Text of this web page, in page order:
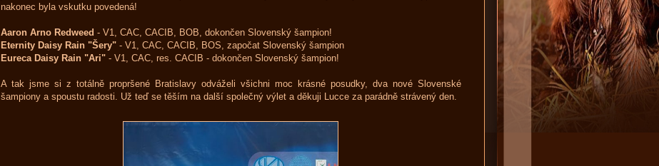
nakonec byla vskutku povedená!
Aaron Arno Redweed - V1, CAC, CACIB, BOB, dokončen Slovenský šampion!
Eternity Daisy Rain "Šery"- V1, CAC, CACIB, BOS, započat Slovenský šampion
Eureca Daisy Rain "Ari"- V1, CAC, res. CACIB - dokončen Slovenský šampion!
A tak jsme si z totálně propršené Bratislavy odváželi všichni moc krásné posudky, dva nové Slovenské
šampiony a spoustu radosti. Už teď se těším na další společný výlet a děkuji Lucce za parádně strávený den.